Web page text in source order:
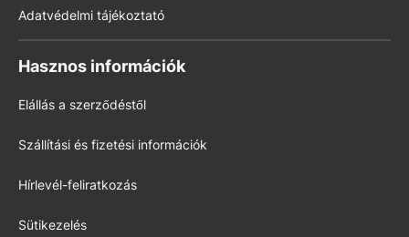
Adatvédelmi tájékoztató
Hasznos információk
Elállás a szerződéstől
Szállítási és fizetési információk
Hírlevél-feliratkozás
Sütikezelés